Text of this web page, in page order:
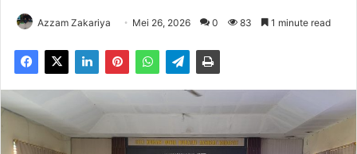
Azzam Zakariya Mei 26, 2026 0 83 1 minute read